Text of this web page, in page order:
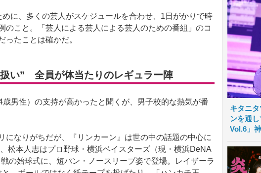
に、多くの芸人がスケジュールを合わせ、1日がかりで時
のこと。「芸人による芸人による芸人のための番組」のコ
ったことは確かだ。
い” 全員が体当たりのレギュラー陣
男性）の支持が高かったと聞くが、男子校的な熱気が番
なりがちだが、『リンカーン』は世の中の話題の中心に
松本人志はプロ野球・横浜ベイスターズ（現・横浜DeNA
の始球式に、短パン・ノースリーブ姿で登場。レイザーラ
キタニ
ンを通
Vol.6」